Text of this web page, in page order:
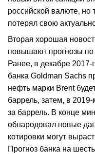
российской валюте, но
потерял свою
Вторая хорошая
повышают прогнозы
Ранее, в декабре 2017-
банка Goldman Sachs
нефть марки Brent
баррель, затем, в
за баррель. В конце
обнародовал новые
котировки могут
Прогноз банка на